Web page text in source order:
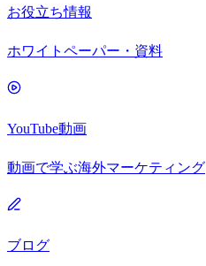
お役立ち情報
ホワイトペーパー・資料
YouTube動画
動画で学ぶ海外マーケティング
ブログ